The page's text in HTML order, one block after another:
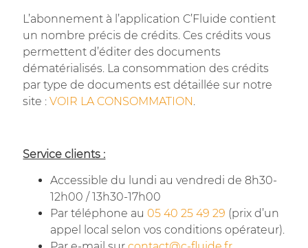
L’abonnement à l’application C’Fluide contient
un nombre précis de crédits. Ces crédits vous
permettent d’éditer des documents
dématérialisés. La consommation des crédits
par type de documents est détaillée sur notre
site :VOIR LA CONSOMMATION.
Service clients :
Accessible du lundi au vendredi de 8h30-
12h00 / 13h30-17h00
Par téléphone au 05 40 25 49 29 (prix d’un
appel local selon vos conditions opérateur).